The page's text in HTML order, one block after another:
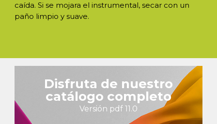
caída. Si se mojara el instrumental, secar con un
paño limpio y suave.
Disfruta de nuestro
catálogo completo
Versión pdf 11.0